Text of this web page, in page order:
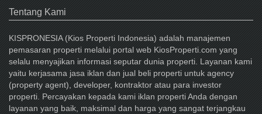
Tentang Kami
KISPRONESIA (Kios Properti Indonesia) adalah manajemen
pemasaran properti melalui portal web KiosProperti.com yang
selalu menyajikan informasi seputar dunia properti. Layanan kami
yaitu kerjasama jasa iklan dan jual beli properti untuk agency
(property agent), developer, kontraktor atau para investor
properti. Percayakan kepada kami iklan properti Anda dengan
layanan yang baik, maksimal dan harga yang sangat terjangkau